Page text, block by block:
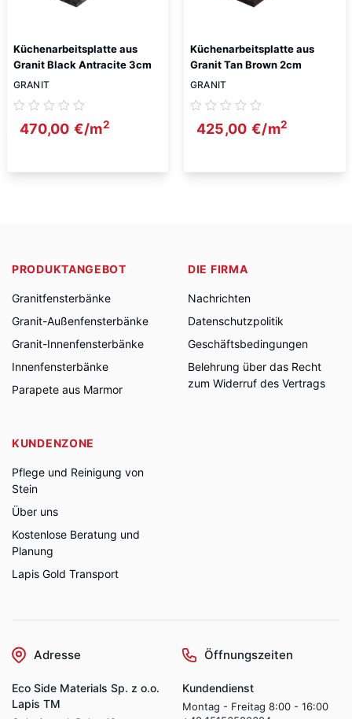
Küchenarbeitsplatte aus
Granit Black Antracite 3cm
GRANIT
470,00 €/m2
Küchenarbeitsplatte aus
Granit Tan Brown 2cm
GRANIT
425,00 €/m2
PRODUKTANGEBOT
Granitfensterbänke
Granit-Außenfensterbänke
Granit-Innenfensterbänke
Innenfensterbänke
Parapete aus Marmor
DIE FIRMA
Nachrichten
Datenschutzpolitik
Geschäftsbedingungen
Belehrung über das Recht
zum Widerruf des Vertrags
KUNDENZONE
Pflege und Reinigung von
Stein
Über uns
Kostenlose Beratung und
Planung
Lapis Gold Transport
Adresse
Eco Side Materials Sp. z o.o.
Lapis TM
Öffnungszeiten
Kundendienst
Montag - Freitag 8:00 - 16:00